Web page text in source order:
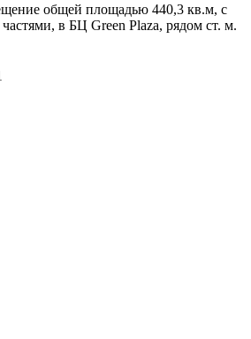
общей площадью 440,3 кв.м, с
в БЦ Green Plaza, рядом ст. м.